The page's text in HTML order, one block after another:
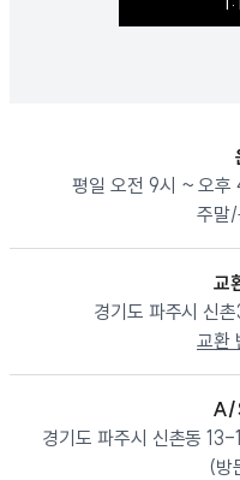
평일 오전 9시 ~ 오
주말/
교
경기도 파주시 신
교환
A/
경기도 파주시 신촌동
(방